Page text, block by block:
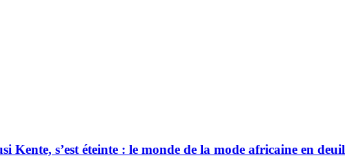
Kente, s’est éteinte : le monde de la mode africaine en deuil